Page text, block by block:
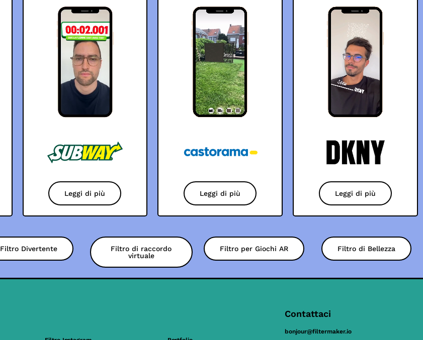
Leggi di più Leggi di più Leggi di più
Filtro Divertente
Filtro di raccordo
virtuale
Filtro per Giochi AR Filtro di Bellezza
Contattaci
bonjour@filtermaker.io